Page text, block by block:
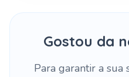
Gostou da
Para garantir a sua